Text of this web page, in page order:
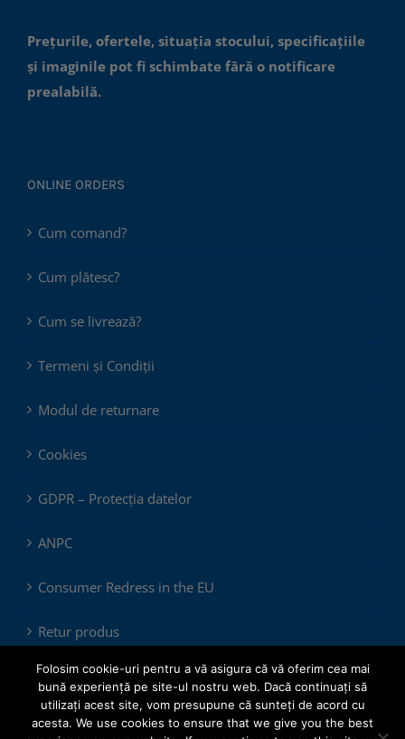
Prețurile, ofertele, situația stocului, specificațiile
și imaginile pot fi schimbate fără o notificare
prealabilă.
ONLINE ORDERS
Cum comand?
Cum plătesc?
Cum se livrează?
Termeni și Condiții
Modul de returnare
Cookies
GDPR – Protecția datelor
ANPC
Consumer Redress in the EU
Retur produs
Folosim cookie-uri pentru a vă asigura că vă oferim cea mai
bună experiență pe site-ul nostru web. Dacă continuați să
utilizați acest site, vom presupune că sunteți de acord cu
acesta. We use cookies to ensure that we give you the best